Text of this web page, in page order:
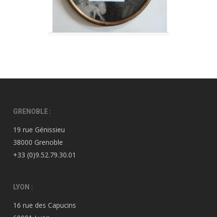
GRENOBLE :
19 rue Génissieu
38000 Grenoble
+33 (0)9.52.79.30.01
LYON :
16 rue des Capucins